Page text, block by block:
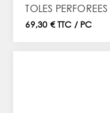
69,30 € TTC / PC